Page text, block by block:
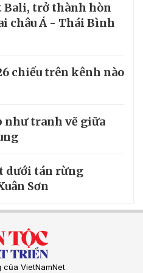
Bali, trở thành hòn
châu Á - Thái Bình
chiếu trên kênh nào
như tranh vẽ giữa
dưới tán rừng
Sơn
VietNamNet